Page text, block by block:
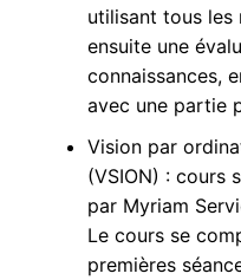
utilisant tous les
ensuite une
connaissances,
avec une partie
Vision par
(VSION) : cours
par Myriam
Le cours se
premières